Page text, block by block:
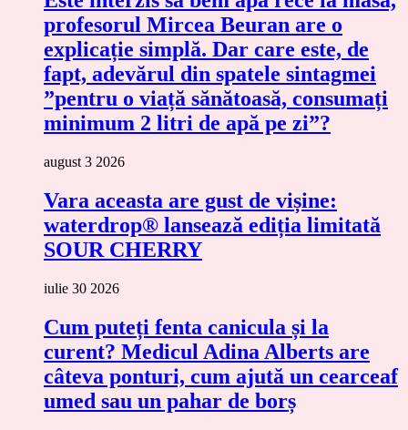
profesorul Mircea Beuran are o
explicație simplă. Dar care este, de
fapt, adevărul din spatele sintagmei
”pentru o viață sănătoasă, consumați
minimum 2 litri de apă pe zi”?
august 3 2026
Vara aceasta are gust de vișine:
waterdrop® lansează ediția limitată
SOUR CHERRY
iulie 30 2026
Cum puteți fenta canicula și la
curent? Medicul Adina Alberts are
câteva ponturi, cum ajută un cearceaf
umed sau un pahar de borș